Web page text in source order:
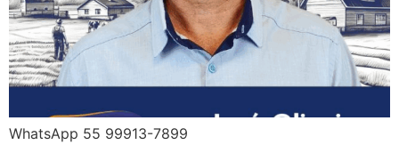
WhatsApp 55 99913-7899